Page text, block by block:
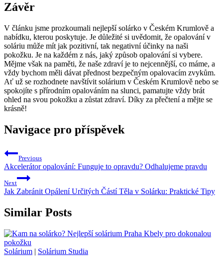
Závěr
V článku jsme prozkoumali nejlepší solárko v Českém Krumlově a
nabídku, kterou poskytuje. Je důležité si uvědomit, že opalování v
soláriu může mít jak pozitivní, tak negativní účinky na naši
pokožku. Je na ‌každém z nás, jaký způsob opalování si⁢ vybere. ​
Mějme však⁣ na paměti, že naše ‌zdraví⁢ je to nejcennější, co ‌máme, a
vždy ‌bychom ⁢měli dávat přednost⁣ bezpečným opalovacím zvykům. ​
Ať už se rozhodnete ​navštívit‌ solárium v Českém ‍Krumlově nebo ​se
⁣spokojíte s přírodním ⁢opalováním na ⁣slunci, pamatujte vždy brát
ohled⁤ na svou pokožku a zůstat zdraví. ⁢Díky za přečtení a mějte​ se
krásně!
Navigace pro příspěvek
Previous
Akcelerátor opalování: Funguje to opravdu? Odhalujeme pravdu
Next
Jak Zabránit Opálení Určitých Částí Těla v Solárku: Praktické Tipy
Similar Posts
Solárium | Solárium Studia